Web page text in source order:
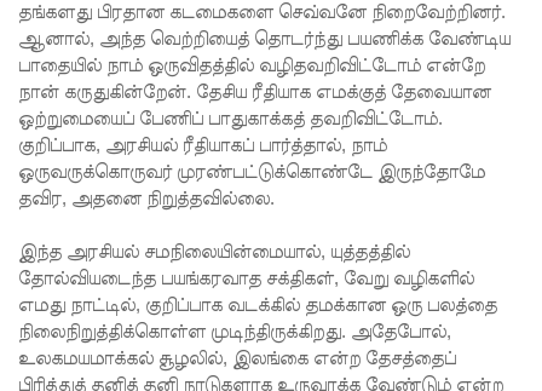
ஒத்திவைப்
பு!
நாட்டில்
டெங்கு
காய்ச்சல்
பரவல் -
89,639
பேர்
தங்களது பிரதான கடமைகளை செவ்வனே நிறைவேற்றினர்.
ஆனால், அந்த வெற்றியைத் தொடர்ந்து பயணிக்க வேண்டிய
பாதையில் நாம் ஒருவிதத்தில் வழிதவறிவிட்டோம் என்றே
நான் கருதுகின்றேன். தேசிய ரீதியாக எமக்குத் தேவையான
ஒற்றுமையைப் பேணிப் பாதுகாக்கத் தவறிவிட்டோம்.
குறிப்பாக, அரசியல் ரீதியாகப் பார்த்தால், நாம்
ஒருவருக்கொருவர் முரண்பட்டுக்கொண்டே இருந்தோமே
தவிர, அதனை நிறுத்தவில்லை.
இந்த அரசியல் சமநிலையின்மையால், யுத்தத்தில்
தோல்வியடைந்த பயங்கரவாத சக்திகள், வேறு வழிகளில்
எமது நாட்டில், குறிப்பாக வடக்கில் தமக்கான ஒரு பலத்தை
நிலைநிறுத்திக்கொள்ள முடிந்திருக்கிறது. அதேபோல்,
உலகமயமாக்கல் சூழலில், இலங்கை என்ற தேசத்தைப்
பிரித்துத் தனித் தனி நாடுகளாக உருவாக்க வேண்டும் என்ற